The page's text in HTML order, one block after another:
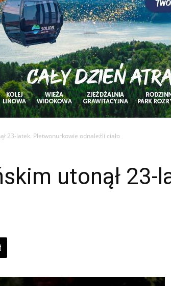
23-latek. Płetwonurkowie odnaleźli ciało
utonął 23-